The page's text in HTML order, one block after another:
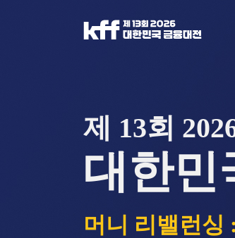
제 13회
대한민
머니 리밸런싱